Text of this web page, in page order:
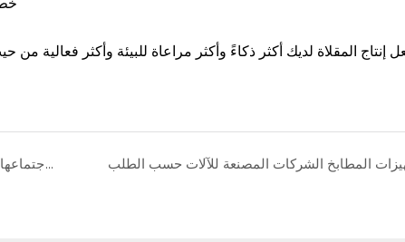
اختتمت شركة يونغ ماكس بنجاح اجتماعها السنوي لتلخيص عام 2024 والتخطيط لعام 2025